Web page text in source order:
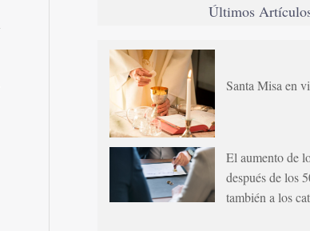
Últimos
Santa Misa en
El aumento de
después de los
también a los